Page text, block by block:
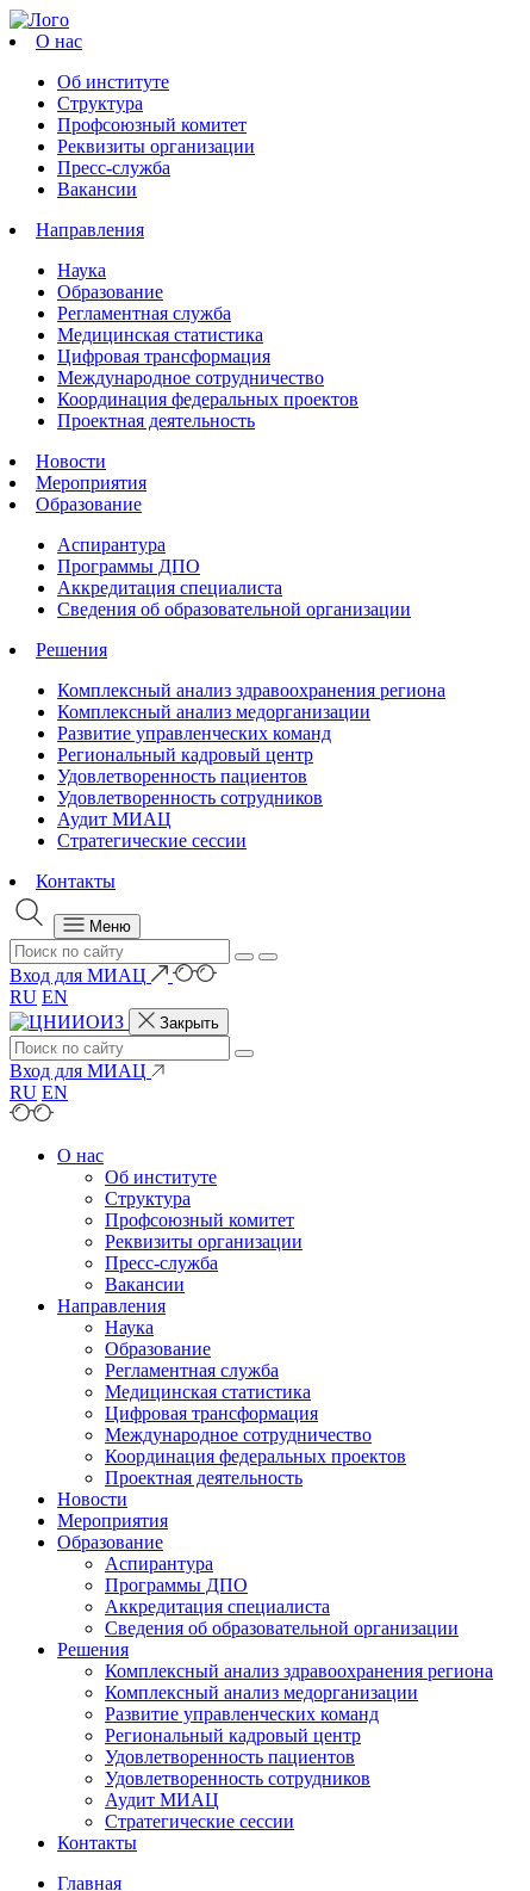
О нас
Об институте
Структура
Профсоюзный комитет
Реквизиты организации
Пресс-служба
Вакансии
Направления
Наука
Образование
Регламентная служба
Медицинская статистика
Цифровая трансформация
Международное сотрудничество
Координация федеральных проектов
Проектная деятельность
Новости
Мероприятия
Образование
Аспирантура
Программы ДПО
Аккредитация специалиста
Сведения об образовательной организации
Решения
Комплексный анализ здравоохранения региона
Комплексный анализ медорганизации
Развитие управленческих команд
Региональный кадровый центр
Удовлетворенность пациентов
Удовлетворенность сотрудников
Аудит МИАЦ
Стратегические сессии
Контакты
Меню
Вход для МИАЦ
RU EN
Закрыть
Вход для МИАЦ
RU EN
О нас
Об институте
Структура
Профсоюзный комитет
Реквизиты организации
Пресс-служба
Вакансии
Направления
Наука
Образование
Регламентная служба
Медицинская статистика
Цифровая трансформация
Международное сотрудничество
Координация федеральных проектов
Проектная деятельность
Новости
Мероприятия
Образование
Аспирантура
Программы ДПО
Аккредитация специалиста
Сведения об образовательной организации
Решения
Комплексный анализ здравоохранения региона
Комплексный анализ медорганизации
Развитие управленческих команд
Региональный кадровый центр
Удовлетворенность пациентов
Удовлетворенность сотрудников
Аудит МИАЦ
Стратегические сессии
Контакты
Главная